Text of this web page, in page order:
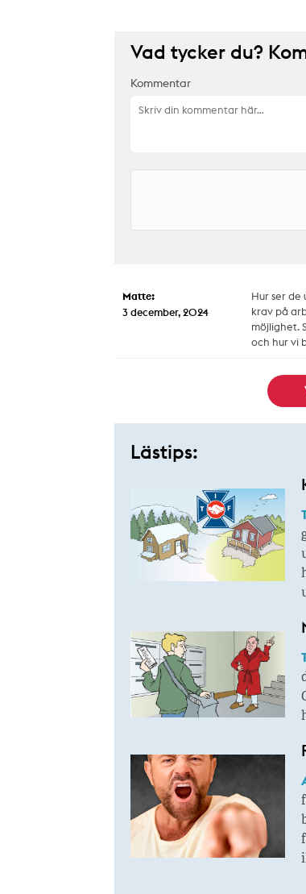
Vad tycker du?
Kommentar
Matte:
3 december, 2024
Hur ser
krav på
möjlighet.
och hur vi
Lästips: